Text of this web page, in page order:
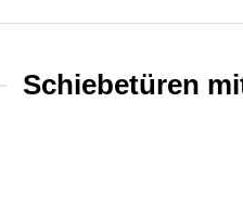
Schiebetüren